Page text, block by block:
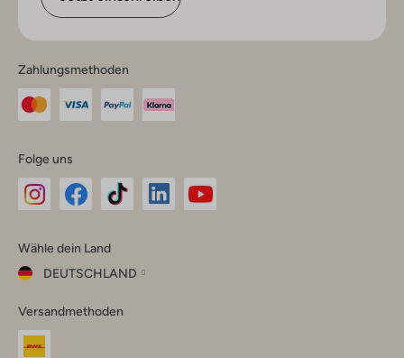
Zahlungsmethoden
Folge uns
Instagram
Facebook
TikTok
Wähle dein Land
DEUTSCHLAND
dein
Land
Versandmethoden